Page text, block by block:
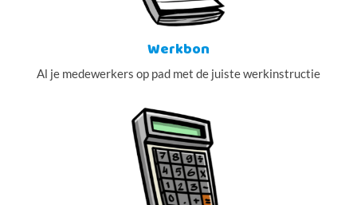
Werkbon
Al je medewerkers op pad met de juiste werkinstructie